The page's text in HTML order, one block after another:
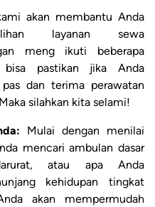
akan membantu Anda
layanan sewa
meng ikuti beberapa
pastikan jika Anda
dan terima perawatan
silahkan kita selami!
Mulai dengan menilai
mencari ambulan dasar
atau apa Anda
kehidupan tingkat
akan mempermudah